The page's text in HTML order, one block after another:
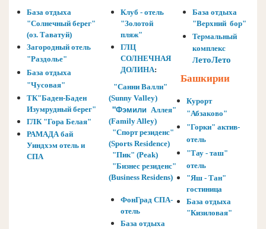
База отдыха
"Солнечный берег"
(оз. Таватуй)
Загородный отель
"Раздолье"
База отдыха
"Чусовая"
ТК"Баден-Баден
Изумрудный берег"
ГЛК "Гора Белая"
РАМАДА бай
Уиндхэм отель и
СПА
Клуб - отель
"Золотой
пляж"
ГЛЦ
СОЛНЕЧНАЯ
ДОЛИНА:
"Санни Валли"
(Sunny Valley)
"Фэмили Аллея"
(Family Alley)
"Спорт резиденс"
(Sports Residence)
"Пик" (Peak)
"Бизнес резиденс"
(Business Residens)
ФонГрад СПА-
отель
База отдыха
База отдыха
"Верхний бор"
Термальный
комплекс
ЛетоЛето
Башкирии
Курорт
"Абзаково"
"Горки" актив-
отель
"Тау - таш"
отель
"Яш - Тан"
гостиница
База отдыха
"Кизиловая"